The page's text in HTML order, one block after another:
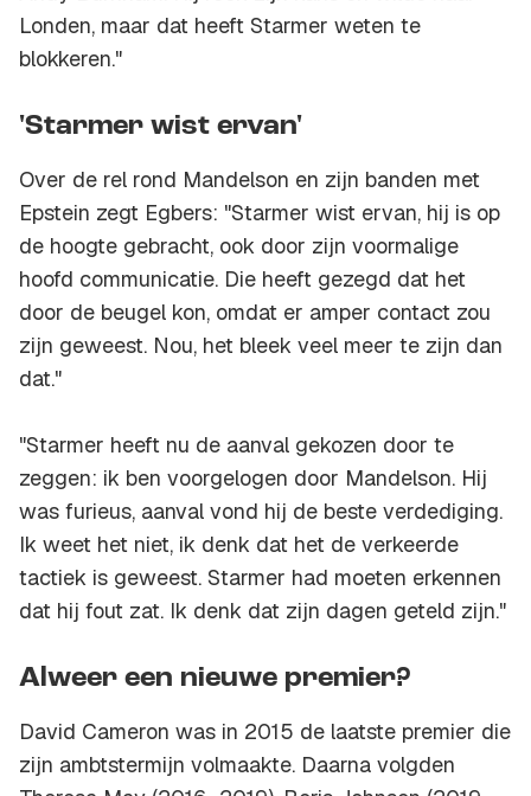
Londen, maar dat heeft Starmer weten te
blokkeren."
'Starmer wist ervan'
Over de rel rond Mandelson en zijn banden met
Epstein zegt Egbers: "Starmer wist ervan, hij is op
de hoogte gebracht, ook door zijn voormalige
hoofd communicatie. Die heeft gezegd dat het
door de beugel kon, omdat er amper contact zou
zijn geweest. Nou, het bleek veel meer te zijn dan
dat."
"Starmer heeft nu de aanval gekozen door te
zeggen: ik ben voorgelogen door Mandelson. Hij
was furieus, aanval vond hij de beste verdediging.
Ik weet het niet, ik denk dat het de verkeerde
tactiek is geweest. Starmer had moeten erkennen
dat hij fout zat. Ik denk dat zijn dagen geteld zijn."
Alweer een nieuwe premier?
David Cameron was in 2015 de laatste premier die
zijn ambtstermijn volmaakte. Daarna volgden